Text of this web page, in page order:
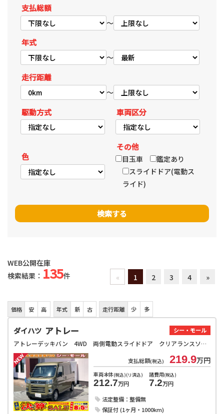
支払総額
～
年式
～
走行距離
～
駆動方式 車両区分
色
その他
目玉車
鑑定あり
スライドドア(電動ス
ライド)
WEB公開在庫
検索結果： 135件 « 1 2 3 4 »
価格 安 高 年式 新 古 走行距離 少 多
ダイハツ アトレー シー・モール
アトレーデッキバン 4WD 両側電動スライドドア クリアランスソナー オートクルーズコントロール 衝突被害軽減システム オートライト LEDヘッドランプ スマートキー アイドリングストップ 電動格納ミラー CVT
支払総額(税込) 219.9万円
車両本体(税込)(リ済込)
212.7万円
諸費用(税込)
7.2万円
法定整備：整備無
保証付 (1ヶ月・1000km)